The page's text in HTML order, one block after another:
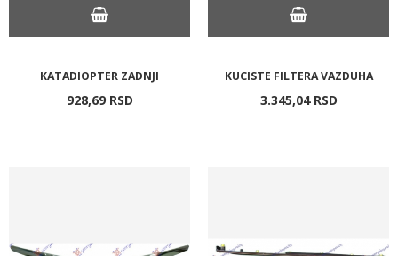
KATADIOPTER ZADNJI
928,69 RSD
KUCISTE FILTERA VAZDUHA
3.345,04 RSD